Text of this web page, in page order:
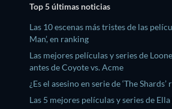
Top 5 últimas noticias
Las 10 escenas más tristes de las
Man’, en ranking
Las mejores películas y series de
antes de Coyote vs. Acme
¿Es el asesino en serie de ‘The Shards’
Las 5 mejores películas y series de